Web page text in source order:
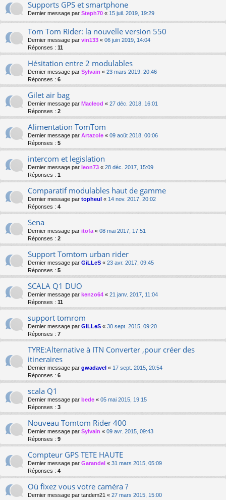
Supports GPS et smartphone
Dernier message par Steph70 « 15 juil. 2019, 19:29
Tom Tom Rider: la nouvelle version 550
Dernier message par vin133 « 06 juin 2019, 14:04
Réponses : 11
Hésitation entre 2 modulables
Dernier message par Sylvain « 23 mars 2019, 20:46
Réponses : 6
Gilet air bag
Dernier message par Macleod « 27 déc. 2018, 16:01
Réponses : 2
Alimentation TomTom
Dernier message par Artazole « 09 août 2018, 00:06
Réponses : 5
intercom et legislation
Dernier message par leon73 « 28 déc. 2017, 15:09
Réponses : 1
Comparatif modulables haut de gamme
Dernier message par topheul « 14 nov. 2017, 20:02
Réponses : 4
Sena
Dernier message par itofa « 08 mai 2017, 17:51
Réponses : 2
Support Tomtom urban rider
Dernier message par GiLLeS « 23 avr. 2017, 09:45
Réponses : 5
SCALA Q1 DUO
Dernier message par kenzo64 « 21 janv. 2017, 11:04
Réponses : 11
support tomrom
Dernier message par GiLLeS « 30 sept. 2015, 09:20
Réponses : 7
TYRE:Alternative à ITN Converter ,pour créer des
itineraires
Dernier message par gwadavel « 17 sept. 2015, 20:54
Réponses : 6
scala Q1
Dernier message par bede « 05 mai 2015, 19:15
Réponses : 3
Nouveau Tomtom Rider 400
Dernier message par Sylvain « 09 avr. 2015, 09:43
Réponses : 9
Compteur GPS TETE HAUTE
Dernier message par Garandel « 31 mars 2015, 05:09
Réponses : 4
Où fixez vous votre caméra ?
Dernier message par tandem21 « 27 mars 2015, 15:00